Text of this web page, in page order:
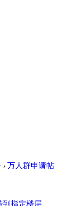
› 万人群申请帖